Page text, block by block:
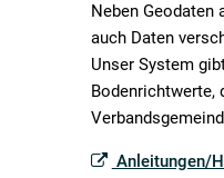
Pläne
Neben Geodaten
auch Daten
Unser System
Bodenrichtwerte,
Anleitungen/